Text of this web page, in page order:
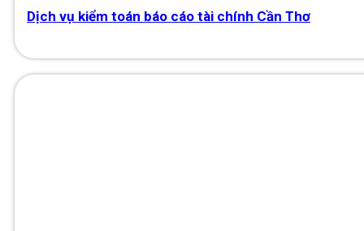
Dịch vụ kiểm toán báo cáo tài chính Cần Thơ